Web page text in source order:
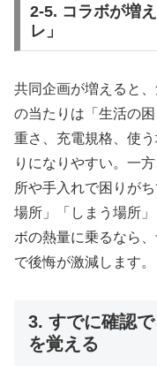
2-5. コラボが増
レ」
共同企画が増えると
の当たりは「生活の
重さ、充電規格、使
りになりやすい。一
所や手入れで困りが
場所」「しまう場所
ボの熱量に乗るなら
で後悔が激減します。
3. すでに確認
を覚える